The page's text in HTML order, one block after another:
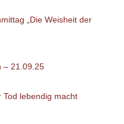
„Die Weisheit der
– 21.09.25
lebendig macht